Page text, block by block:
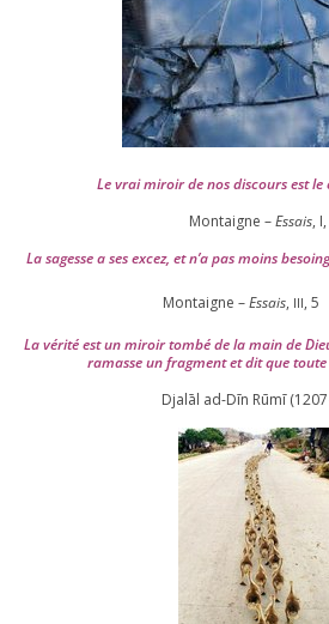
Le vrai miroir de nos dis­cours est le
Montaigne –Essais, I,
La sagesse a ses excez, et n’a pas moins
Montaigne –Essais, III, 5
La véri­té est un miroir tom­bé de la main de
ramasse un frag­ment et dit que toute
Djalāl ad-Dīn Rūmī (1207